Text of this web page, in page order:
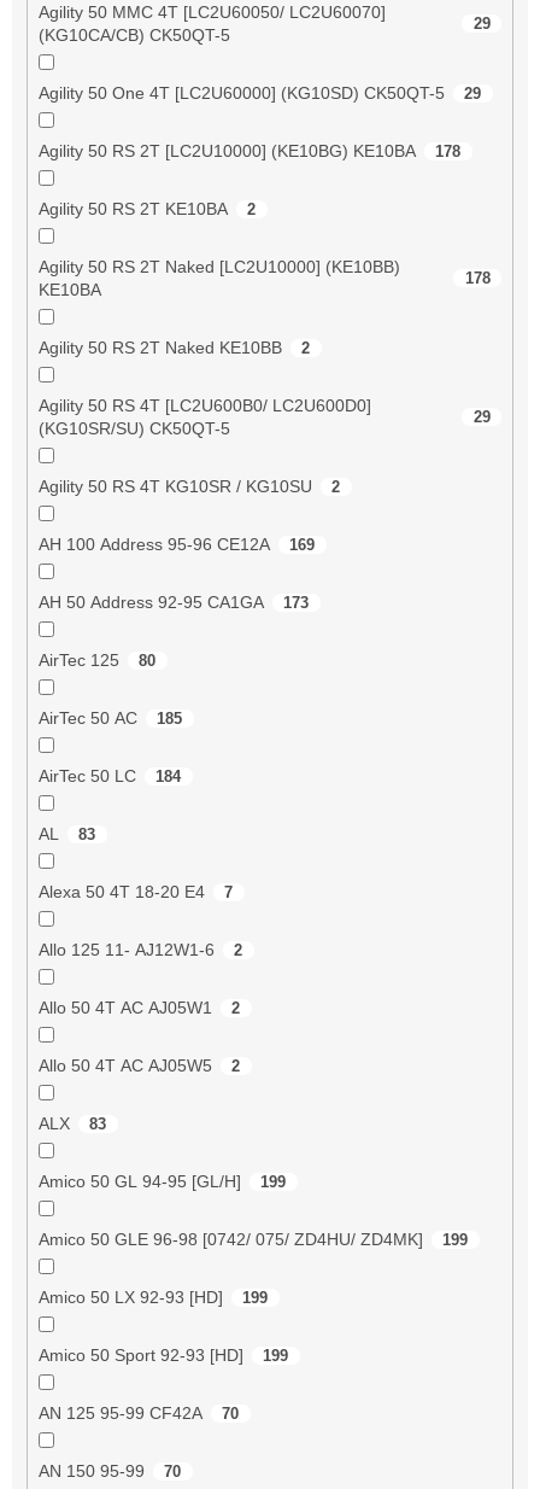
Agility 50 MMC 4T [LC2U60050/ LC2U60070]
(KG10CA/CB) CK50QT-5
29
Agility 50 One 4T [LC2U60000] (KG10SD) CK50QT-5 29
Agility 50 RS 2T [LC2U10000] (KE10BG) KE10BA 178
Agility 50 RS 2T KE10BA 2
Agility 50 RS 2T Naked [LC2U10000] (KE10BB)
KE10BA
178
Agility 50 RS 2T Naked KE10BB 2
Agility 50 RS 4T [LC2U600B0/ LC2U600D0]
(KG10SR/SU) CK50QT-5
29
Agility 50 RS 4T KG10SR / KG10SU 2
AH 100 Address 95-96 CE12A 169
AH 50 Address 92-95 CA1GA 173
AirTec 125 80
AirTec 50 AC 185
AirTec 50 LC 184
AL 83
Alexa 50 4T 18-20 E4 7
Allo 125 11- AJ12W1-6 2
Allo 50 4T AC AJ05W1 2
Allo 50 4T AC AJ05W5 2
ALX 83
Amico 50 GL 94-95 [GL/H] 199
Amico 50 GLE 96-98 [0742/ 075/ ZD4HU/ ZD4MK] 199
Amico 50 LX 92-93 [HD] 199
Amico 50 Sport 92-93 [HD] 199
AN 125 95-99 CF42A 70
AN 150 95-99 70